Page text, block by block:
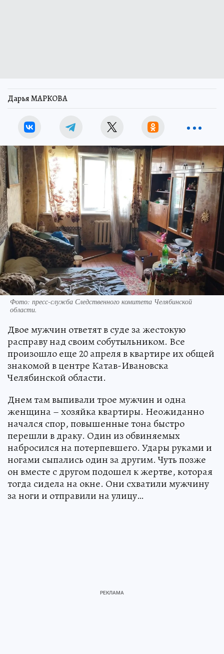
Дарья МАРКОВА
Фото: пресс-служба Следственного комитета Челябинской
области.
Двое мужчин ответят в суде за жестокую
расправу над своим собутыльником. Все
произошло еще 20 апреля в квартире их общей
знакомой в центре Катав-Ивановска
Челябинской области.
Днем там выпивали трое мужчин и одна
женщина – хозяйка квартиры. Неожиданно
начался спор, повышенные тона быстро
перешли в драку. Один из обвиняемых
набросился на потерпевшего. Удары руками и
ногами сыпались один за другим. Чуть позже
он вместе с другом подошел к жертве, которая
тогда сидела на окне. Они схватили мужчину
за ноги и отправили на улицу…